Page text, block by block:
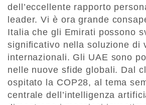
dell’eccellente rapporto
leader. Vi è ora grande
Italia che gli Emirati possono
significativo nella soluzione di
internazionali. Gli UAE sono
nelle nuove sfide globali. Dal
ospitato la COP28, al tema
centrale dell’intelligenza